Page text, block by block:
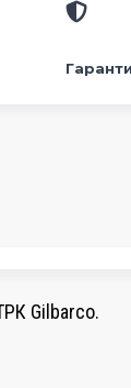
Gilbarco.